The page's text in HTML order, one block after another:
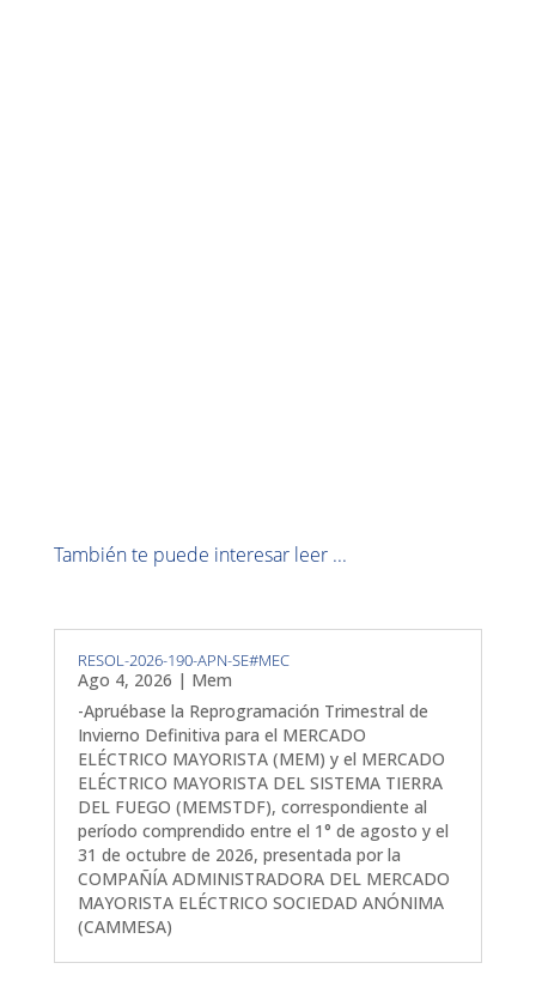
También te puede interesar leer ...
RESOL-2026-190-APN-SE#MEC
Ago 4, 2026 | Mem
-Apruébase la Reprogramación Trimestral de
Invierno Definitiva para el MERCADO
ELÉCTRICO MAYORISTA (MEM) y el MERCADO
ELÉCTRICO MAYORISTA DEL SISTEMA TIERRA
DEL FUEGO (MEMSTDF), correspondiente al
período comprendido entre el 1° de agosto y el
31 de octubre de 2026, presentada por la
COMPAÑÍA ADMINISTRADORA DEL MERCADO
MAYORISTA ELÉCTRICO SOCIEDAD ANÓNIMA
(CAMMESA)